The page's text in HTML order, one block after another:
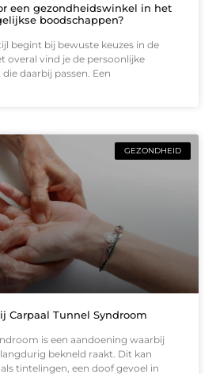
een gezondheidswinkel in het
boodschappen?
begint bij bewuste keuzes in de
overal vind je de persoonlijke
daarbij passen. Een
GEZONDHEID
Carpaal Tunnel Syndroom
is een aandoening waarbij
bekneld raakt. Dit kan
tintelingen, een doof gevoel in